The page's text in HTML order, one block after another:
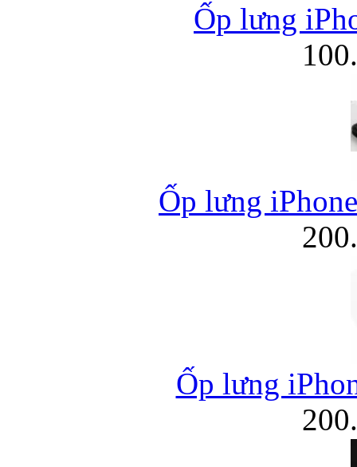
Ốp lưng
Ốp lưng
Ốp lưng